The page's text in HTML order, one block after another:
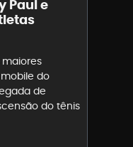
Paul e
maiores
do
de
do tênis